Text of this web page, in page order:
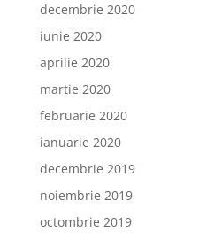
decembrie 2020
iunie 2020
aprilie 2020
martie 2020
februarie 2020
ianuarie 2020
decembrie 2019
noiembrie 2019
octombrie 2019